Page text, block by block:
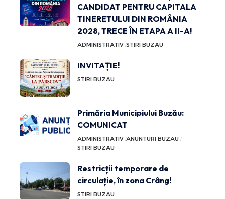
CANDIDAT PENTRU CAPITALA
TINERETULUI DIN ROMÂNIA
2028, TRECE ÎN ETAPA A II-A!
ADMINISTRATIV STIRI BUZAU
INVITAȚIE!
STIRI BUZAU
Primăria Municipiului Buzău:
COMUNICAT
ADMINISTRATIV ANUNTURI BUZAU
STIRI BUZAU
Restricții temporare de
circulație, în zona Crâng!
STIRI BUZAU